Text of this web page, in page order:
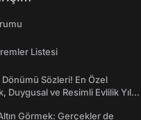
Listesi
Dönümü Sözleri! En Özel
Duygusal ve Resimli Evlilik Yıl
Görmek: Gerçekler de